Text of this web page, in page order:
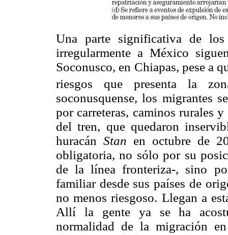
Una parte significativa de
irregularmente a México
Soconusco, en Chiapas, pese a
riesgos que presenta la
soconusquense, los migrantes
por carreteras, caminos rurales
del tren, que quedaron
huracán Stan en octubre de
obligatoria, no sólo por su
de la línea fronteriza-, sino
familiar desde sus países de
no menos riesgoso. Llegan a
Allí la gente ya se ha
normalidad de la migración